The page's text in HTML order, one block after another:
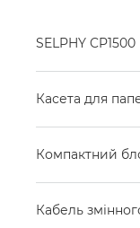
SELPHY CP1500
Касета для
Компактний
Кабель